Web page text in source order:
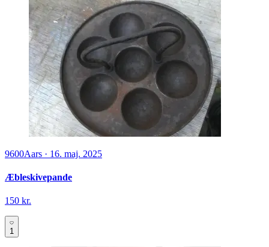
9600Aars · 16. maj. 2025
Æbleskivepande
150 kr.
1